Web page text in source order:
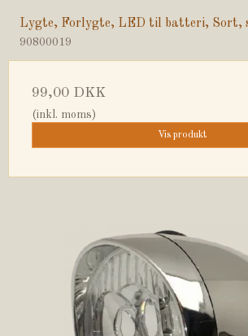
Lygte, Forlygte, LED til batteri, Sort,
90800019
99,00 DKK
(inkl. moms)
Vis produkt